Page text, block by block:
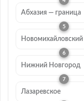
Абхазия — граница
Новомихайловский
Нижний Новгород
Лазаревское